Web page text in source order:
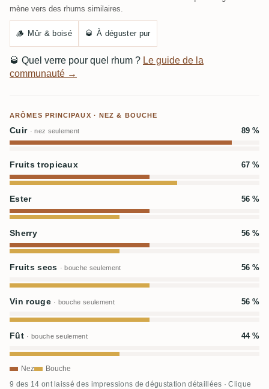
mène vers des rhums similaires.
🪵 Mûr & boisé 🥃 À déguster pur
🥃 Quel verre pour quel rhum ? Le guide de la
communauté →
ARÔMES PRINCIPAUX · NEZ & BOUCHE
Cuir · nez seulement 89 %
Fruits tropicaux 67 %
Ester 56 %
Sherry 56 %
Fruits secs · bouche seulement 56 %
Vin rouge · bouche seulement 56 %
Fût · bouche seulement 44 %
Nez Bouche
9 des 14 ont laissé des impressions de dégustation détaillées · Clique